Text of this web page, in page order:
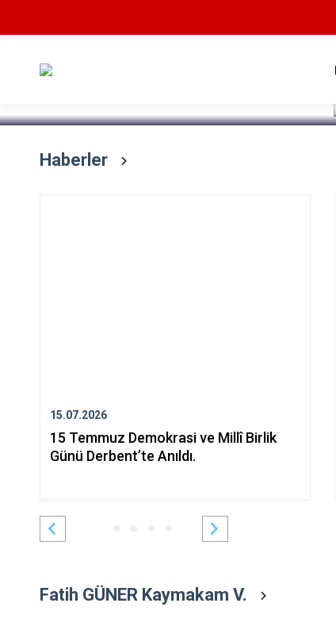
Haberler
15.07.2026
15 Temmuz Demokrasi ve Millî Birlik
Günü Derbent’te Anıldı.
Fatih GÜNER Kaymakam V.